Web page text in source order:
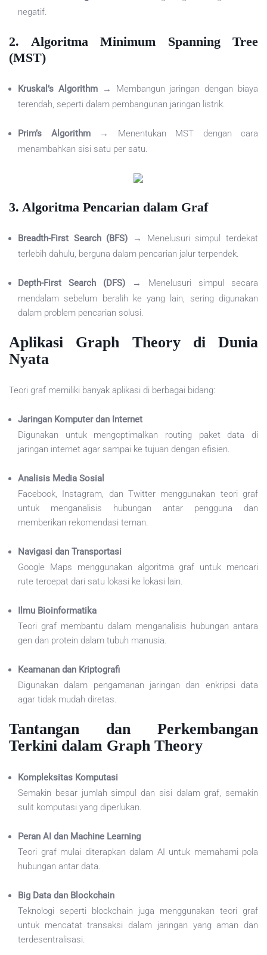
negatif.
2. Algoritma Minimum Spanning Tree
(MST)
Kruskal’s Algorithm→ Membangun jaringan dengan biaya
terendah, seperti dalam pembangunan jaringan listrik.
Prim’s Algorithm→ Menentukan MST dengan cara
menambahkan sisi satu per satu.
3. Algoritma Pencarian dalam Graf
Breadth-First Search (BFS) → Menelusuri simpul terdekat
terlebih dahulu, berguna dalam pencarian jalur terpendek.
Depth-First Search (DFS) → Menelusuri simpul secara
mendalam sebelum beralih ke yang lain, sering digunakan
dalam problem pencarian solusi.
Aplikasi Graph Theory di Dunia
Nyata
Teori graf memiliki banyak aplikasi di berbagai bidang:
Jaringan Komputer dan Internet
Digunakan untuk mengoptimalkan routing paket data di
jaringan internet agar sampai ke tujuan dengan efisien.
Analisis Media Sosial
Facebook, Instagram, dan Twitter menggunakan teori graf
untuk menganalisis hubungan antar pengguna dan
memberikan rekomendasi teman.
Navigasi dan Transportasi
Google Maps menggunakan algoritma graf untuk mencari
rute tercepat dari satu lokasi ke lokasi lain.
Ilmu Bioinformatika
Teori graf membantu dalam menganalisis hubungan antara
gen dan protein dalam tubuh manusia.
Keamanan dan Kriptografi
Digunakan dalam pengamanan jaringan dan enkripsi data
agar tidak mudah diretas.
Tantangan dan Perkembangan
Terkini dalam Graph Theory
Kompleksitas Komputasi
Semakin besar jumlah simpul dan sisi dalam graf, semakin
sulit komputasi yang diperlukan.
Peran AI dan Machine Learning
Teori graf mulai diterapkan dalam AI untuk memahami pola
hubungan antar data.
Big Data dan Blockchain
Teknologi seperti blockchain juga menggunakan teori graf
untuk mencatat transaksi dalam jaringan yang aman dan
terdesentralisasi.